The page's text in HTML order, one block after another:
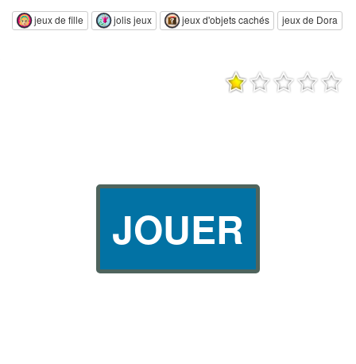
jeux de fille jolis jeux jeux d'objets cachés jeux de Dora
JOUER